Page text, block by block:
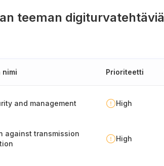
teeman digiturvatehtäviä
nimi Prioriteetti
and management High
against transmission
High